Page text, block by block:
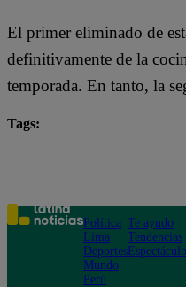
El primer eliminado de
definitivamente de la
temporada. En tanto, la
Tags:
Política
Lima
Deportes
Mundo
Perú
Te ayudo
Tendencias